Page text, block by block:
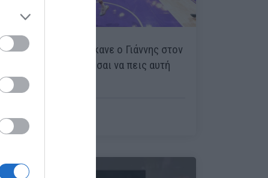
Δηλαδή βλέπεις τι έκανε ο Γιάννης στον
ΛεΜπρόν και σκέφτεσαι να πεις αυτή
την μ@λ@κία;
Δημήτρης Πετρίδης